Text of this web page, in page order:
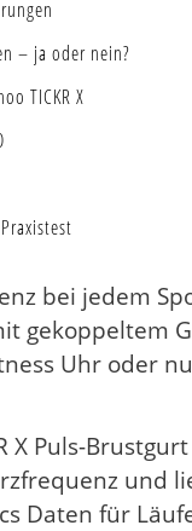
bei jedem
gekoppeltem
Uhr oder
X Puls-
und
Daten für
– ja oder nein?
TICKR X